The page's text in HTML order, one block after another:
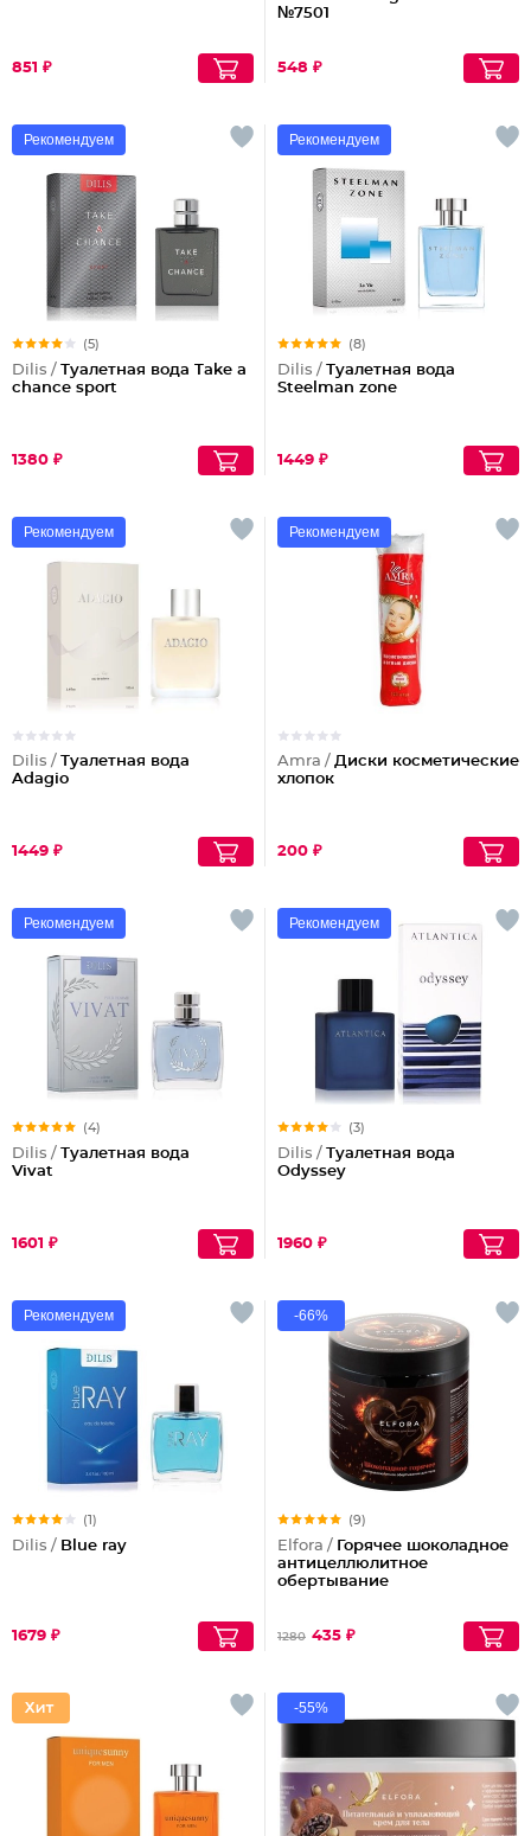
851 ₽
№7501
548 ₽
Рекомендуем
(5)
Dilis / Туалетная вода Take a
chance sport
1380 ₽
Рекомендуем
(8)
Dilis / Туалетная вода
Steelman zone
1449 ₽
Рекомендуем
Dilis / Туалетная вода
Adagio
1449 ₽
Рекомендуем
Amra / Диски косметические
хлопок
200 ₽
Рекомендуем
(4)
Dilis / Туалетная вода
Vivat
1601 ₽
Рекомендуем
(3)
Dilis / Туалетная вода
Odyssey
1960 ₽
Рекомендуем
(1)
Dilis / Blue ray
1679 ₽
-66%
(9)
Elfora / Горячее шоколадное
антицеллюлитное
обертывание
1280 435 ₽
-55%